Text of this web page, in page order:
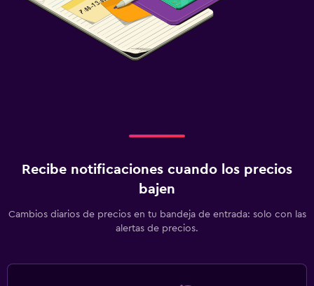
Recibe notificaciones cuando los precios
bajen
Cambios diarios de precios en tu bandeja de entrada: solo con las
alertas de precios.